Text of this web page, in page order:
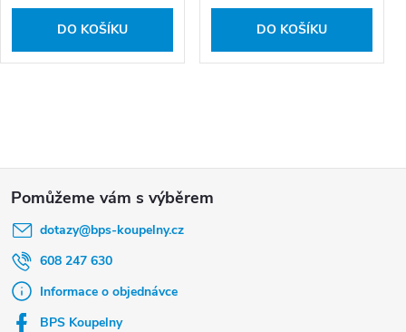
DO KOŠÍKU DO KOŠÍKU
dotazy@bps-koupelny.cz
608 247 630
Informace o objednávce
BPS Koupelny